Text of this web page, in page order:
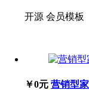
开源 会员模板
￥0元 营销型